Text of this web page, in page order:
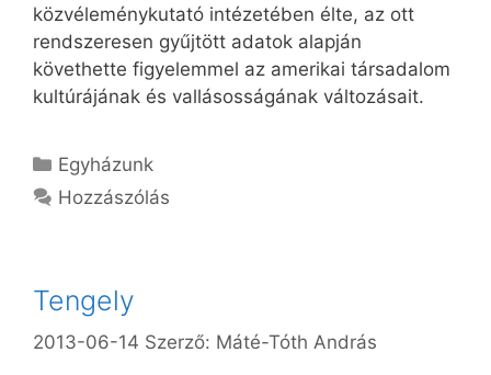
közvéleménykutató intézetében élte, az ott
rendszeresen gyűjtött adatok alapján
követhette figyelemmel az amerikai társadalom
kultúrájának és vallásosságának változásait.
Kategória
Egyházunk
Hozzászólás
Tengely
2013-06-14 Szerző: Máté-Tóth András